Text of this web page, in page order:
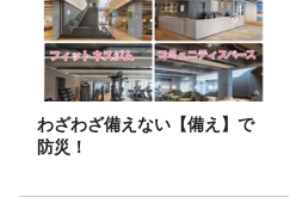
わざわざ備えない【備え】で
防災！